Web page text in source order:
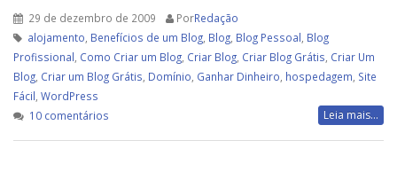
29 de dezembro de 2009 PorRedação
alojamento Benefícios de um Blog Blog Blog Pessoal Blog
Profissional Como Criar um Blog Criar Blog Criar Blog Grátis Criar Um
Blog Criar um Blog Grátis Domínio Ganhar Dinheiro hospedagem Site
Fácil WordPress
10 comentários
Leia mais...